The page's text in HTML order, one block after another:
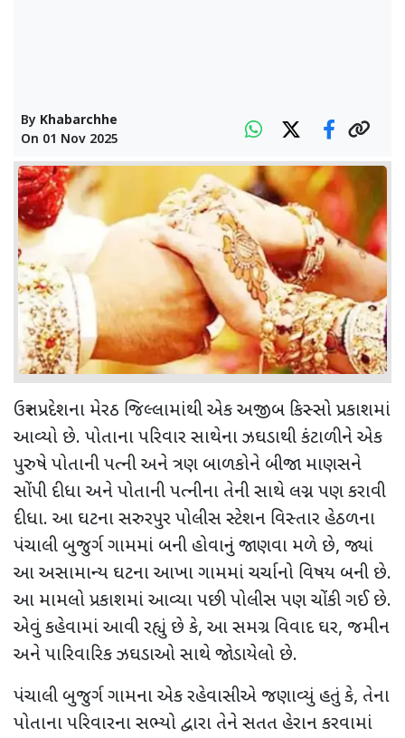
By Khabarchhe
On 01 Nov 2025
ઉત્તર પ્રદેશના મેરઠ જિલ્લામાંથી એક અજીબ કિસ્સો પ્રકાશમાં
આવ્યો છે. પોતાના પરિવાર સાથેના ઝઘડાથી કંટાળીને એક
પુરુષે પોતાની પત્ની અને ત્રણ બાળકોને બીજા માણસને
સોંપી દીધા અને પોતાની પત્નીના તેની સાથે લગ્ન પણ કરાવી
દીધા. આ ઘટના સરુરપુર પોલીસ સ્ટેશન વિસ્તાર હેઠળના
પંચાલી બુજુર્ગ ગામમાં બની હોવાનું જાણવા મળે છે, જ્યાં
આ અસામાન્ય ઘટના આખા ગામમાં ચર્ચાનો વિષય બની છે.
આ મામલો પ્રકાશમાં આવ્યા પછી પોલીસ પણ ચોંકી ગઈ છે.
એવું કહેવામાં આવી રહ્યું છે કે, આ સમગ્ર વિવાદ ઘર, જમીન
અને પારિવારિક ઝઘડાઓ સાથે જોડાયેલો છે.
પંચાલી બુજુર્ગ ગામના એક રહેવાસીએ જણાવ્યું હતું કે, તેના
પોતાના પરિવારના સભ્યો દ્વારા તેને સતત હેરાન કરવામાં